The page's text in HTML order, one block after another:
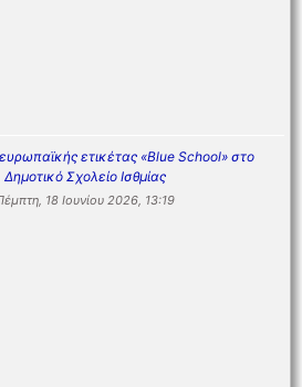
ετικέτας «Blue School» στο
Δημοτικό Σχολείο Ισθμίας
18 Ιουνίου 2026, 13:19